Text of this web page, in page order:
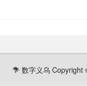
数字义乌